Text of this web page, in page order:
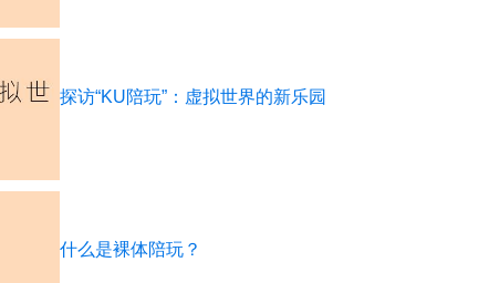
探访“KU陪玩”：虚拟世界的新乐园
什么是裸体陪玩？